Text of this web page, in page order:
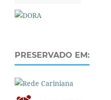
PRESERVADO EM: